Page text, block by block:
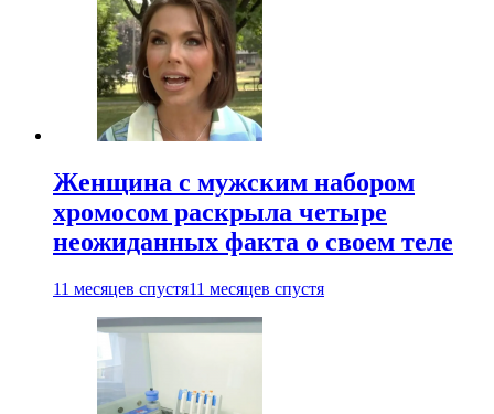
Женщина с мужским набором
хромосом раскрыла четыре
неожиданных факта о своем теле
11 месяцев спустя11 месяцев спустя